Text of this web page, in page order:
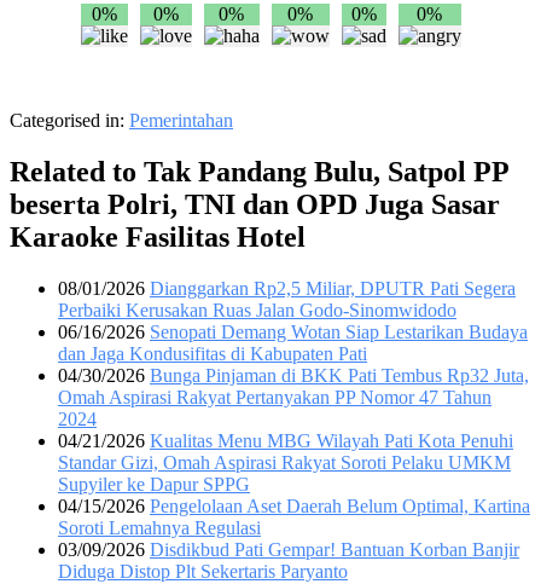
0%
0%
0%
0%
0%
0%
Categorised in: Pemerintahan
Related to Tak Pandang Bulu, Satpol PP
beserta Polri, TNI dan OPD Juga Sasar
Karaoke Fasilitas Hotel
08/01/2026 Dianggarkan Rp2,5 Miliar, DPUTR Pati Segera
Perbaiki Kerusakan Ruas Jalan Godo-Sinomwidodo
06/16/2026 Senopati Demang Wotan Siap Lestarikan Budaya
dan Jaga Kondusifitas di Kabupaten Pati
04/30/2026 Bunga Pinjaman di BKK Pati Tembus Rp32 Juta,
Omah Aspirasi Rakyat Pertanyakan PP Nomor 47 Tahun
2024
04/21/2026 Kualitas Menu MBG Wilayah Pati Kota Penuhi
Standar Gizi, Omah Aspirasi Rakyat Soroti Pelaku UMKM
Supyiler ke Dapur SPPG
04/15/2026 Pengelolaan Aset Daerah Belum Optimal, Kartina
Soroti Lemahnya Regulasi
03/09/2026 Disdikbud Pati Gempar! Bantuan Korban Banjir
Diduga Distop Plt Sekertaris Paryanto